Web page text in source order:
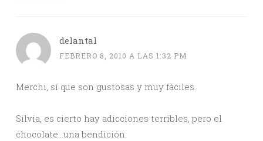
delantal
FEBRERO 8, 2010 A LAS 1:32 PM
Merchi, sí que son gustosas y muy fáciles.
Silvia, es cierto hay adicciones terribles, pero el
chocolate…una bendición.